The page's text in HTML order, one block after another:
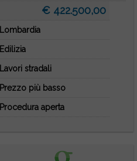
€ 422.500,00
Lombardia
Edilizia
Lavori stradali
Prezzo più basso
Procedura aperta